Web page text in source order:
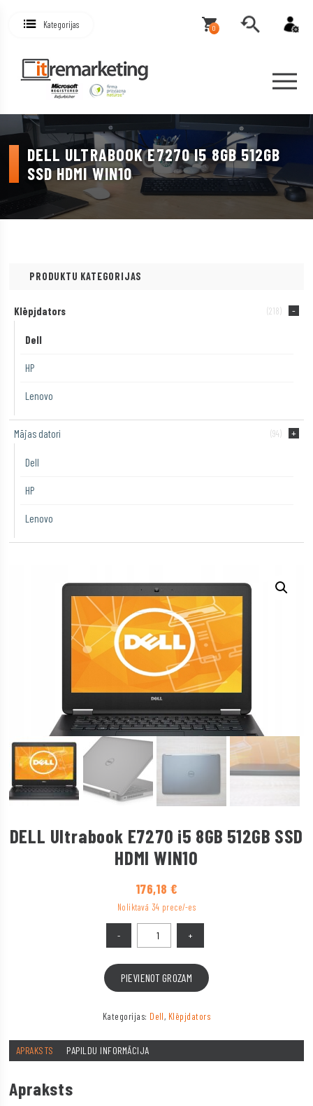
Kategorijas 0
DELL ULTRABOOK E7270 I5 8GB 512GB
SSD HDMI WIN10
PRODUKTU KATEGORIJAS
Klēpjdators (218)
Dell
HP
Lenovo
Mājas datori (94)
Dell
HP
Lenovo
DELL Ultrabook E7270 i5 8GB 512GB SSD
HDMI WIN10
176,18 €
Noliktavā 34 prece/-es
PIEVIENOT GROZAM
Kategorijas: Dell, Klēpjdators
APRAKSTS PAPILDU INFORMĀCIJA
Apraksts